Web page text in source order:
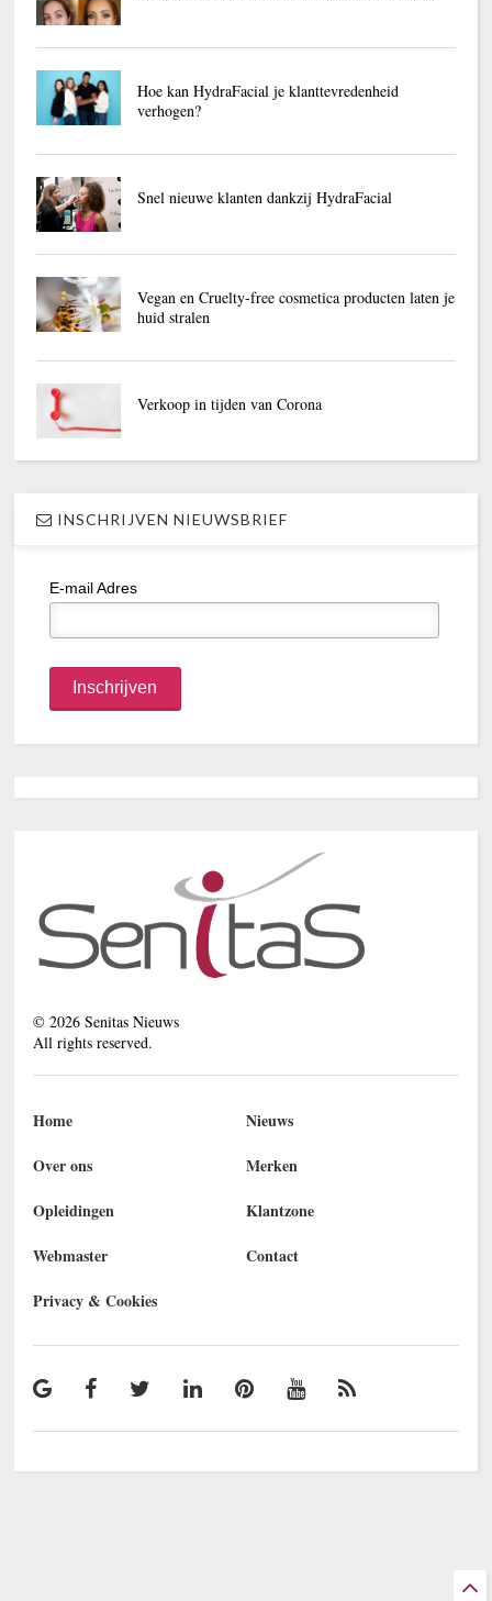
Hoe kan HydraFacial je klanttevredenheid
verhogen?
Snel nieuwe klanten dankzij HydraFacial
Vegan en Cruelty-free cosmetica producten laten je
huid stralen
Verkoop in tijden van Corona
INSCHRIJVEN NIEUWSBRIEF
E-mail Adres
©2026 Senitas Nieuws
All rights reserved.
Home
Nieuws
Over ons
Merken
Opleidingen
Klantzone
Webmaster
Contact
Privacy & Cookies